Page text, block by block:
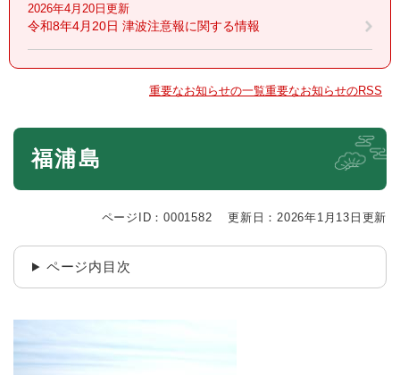
2026年4月20日更新
令和8年4月20日 津波注意報に関する情報
重要なお知らせの一覧重要なお知らせのRSS
本
福浦島
ページID：0001582 更新日：2026年1月13日更新
ページ内目次